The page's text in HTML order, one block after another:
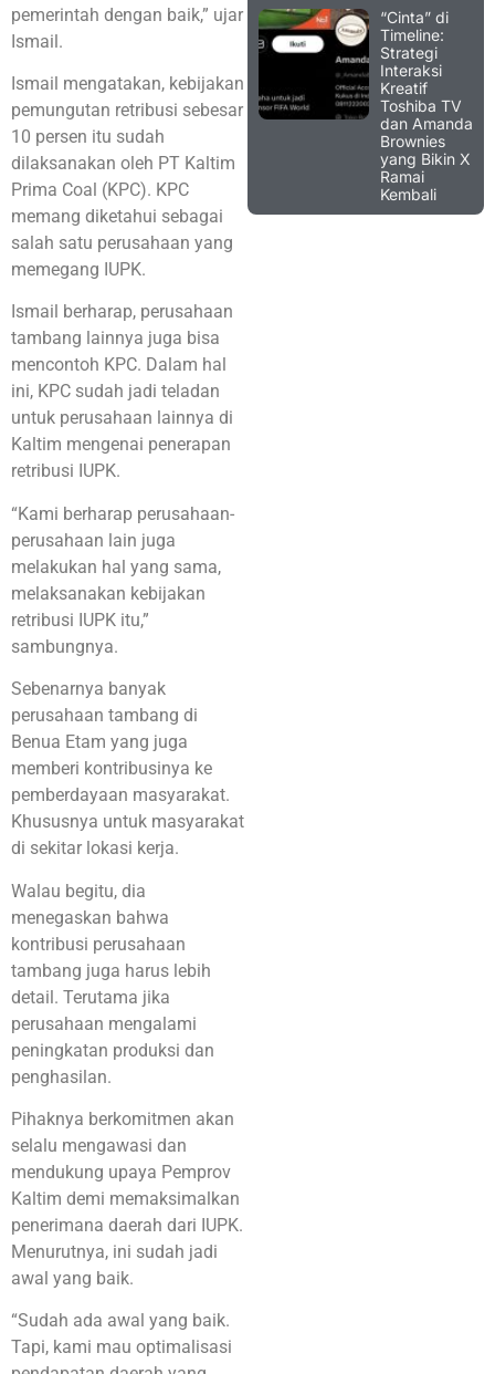
pemerintah dengan baik,” ujar
Ismail.
Ismail mengatakan, kebijakan
pemungutan retribusi sebesar
10 persen itu sudah
dilaksanakan oleh PT Kaltim
Prima Coal (KPC). KPC
memang diketahui sebagai
salah satu perusahaan yang
memegang IUPK.
Ismail berharap, perusahaan
tambang lainnya juga bisa
mencontoh KPC. Dalam hal
ini, KPC sudah jadi teladan
untuk perusahaan lainnya di
Kaltim mengenai penerapan
retribusi IUPK.
“Kami berharap perusahaan-
perusahaan lain juga
melakukan hal yang sama,
melaksanakan kebijakan
retribusi IUPK itu,”
sambungnya.
Sebenarnya banyak
perusahaan tambang di
Benua Etam yang juga
memberi kontribusinya ke
pemberdayaan masyarakat.
Khususnya untuk masyarakat
di sekitar lokasi kerja.
Walau begitu, dia
menegaskan bahwa
kontribusi perusahaan
tambang juga harus lebih
detail. Terutama jika
perusahaan mengalami
peningkatan produksi dan
penghasilan.
Pihaknya berkomitmen akan
selalu mengawasi dan
mendukung upaya Pemprov
Kaltim demi memaksimalkan
penerimana daerah dari IUPK.
Menurutnya, ini sudah jadi
awal yang baik.
“Sudah ada awal yang baik.
Tapi, kami mau optimalisasi
“Cinta” di
Timeline:
Strategi
Interaksi
Kreatif
Toshiba TV
dan Amanda
Brownies
yang Bikin X
Ramai
Kembali